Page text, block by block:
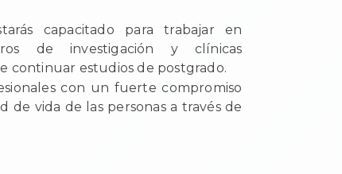
capacitado para trabajar en
de investigación y clínicas
continuar estudios de postgrado.
con un fuerte compromiso
de vida de las personas a través de